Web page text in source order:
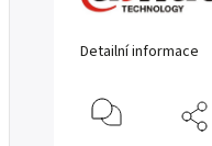
Detailní informace